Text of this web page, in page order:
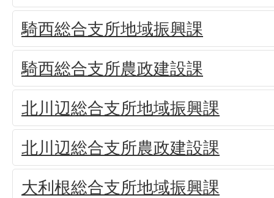
騎西総合支所地域振興課
騎西総合支所農政建設課
北川辺総合支所地域振興課
北川辺総合支所農政建設課
大利根総合支所地域振興課